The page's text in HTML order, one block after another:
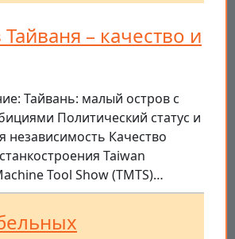
– качество и
Тайвань: малый остров с
Политический статус и
независимость Качество
Taiwan
Tool Show (TMTS)…